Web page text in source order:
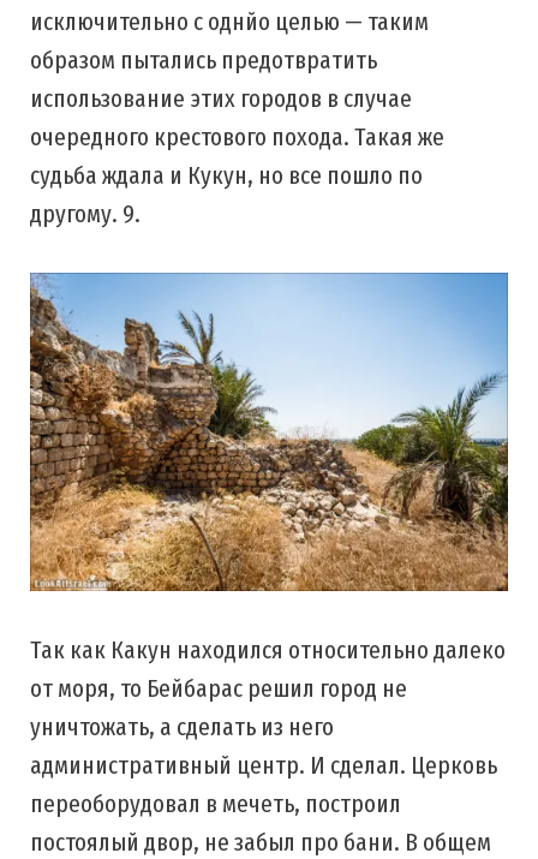
исключительно с однйо целью — таким
образом пытались предотвратить
использование этих городов в случае
очередного крестового похода. Такая же
судьба ждала и Кукун, но все пошло по
другому. 9.
Так как Какун находился относительно далеко
от моря, то Бейбарас решил город не
уничтожать, а сделать из него
административный центр. И сделал. Церковь
переоборудовал в мечеть, построил
постоялый двор, не забыл про бани. В общем